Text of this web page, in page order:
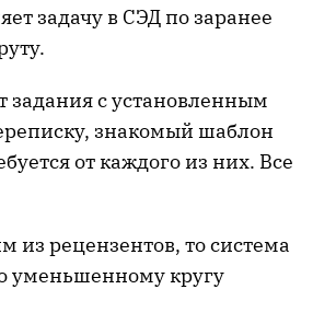
задачу в СЭД по заранее
задания с установленным
знакомый шаблон
от каждого из них. Все
из рецензентов, то система
уменьшенному кругу